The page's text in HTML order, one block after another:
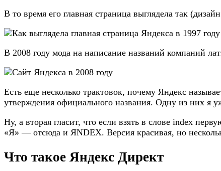
В то время его главная страница выглядела так
В 2008 году мода на написание названий компаний
Есть еще несколько трактовок, почему Яндекс
утверждения официального названия. Одну из них
Ну, а вторая гласит, что если взять в слове index
«Я» — отсюда и ЯNDEX. Версия красивая, но
Что такое Яндекс Директ